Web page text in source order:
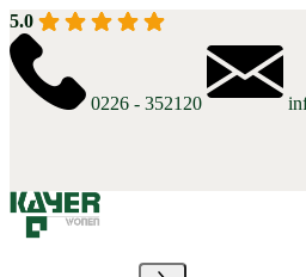
5.0
0226 - 352120